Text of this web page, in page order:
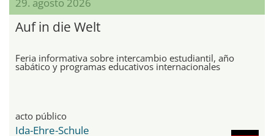
Auf in die Welt
Feria informativa sobre intercambio estudiantil, año
sabático y programas educativos internacionales
acto público
Ida-Ehre-Schule